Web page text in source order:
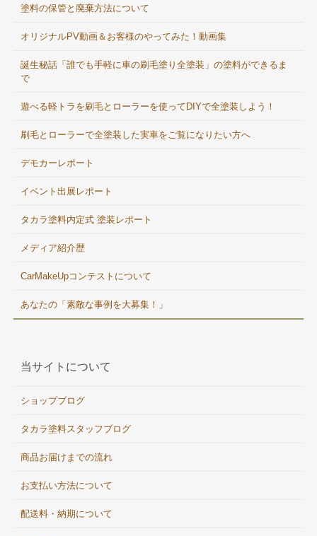
塗料の保管と廃棄方法について
オリジナルPV動画＆お客様のやってみた！動画集
誕生秘話「誰でも手軽に車の刷毛塗り全塗装」の塗料ができるま
で
遊べる軽トラを刷毛とローラーを使ってDIYで全塗装しよう！
刷毛とローラーで全塗装した実車をご覧になりたい方へ
デモカーレポート
イベント出展レポート
タカラ塗料内定式 塗装レポート
メディア紹介歴
CarMakeUpコンテストについて
あなたの「素敵な事例を大募集！」
当サイトについて
ショップブログ
タカラ塗料スタッフブログ
商品お届けまでの流れ
お支払い方法について
配送料・納期について